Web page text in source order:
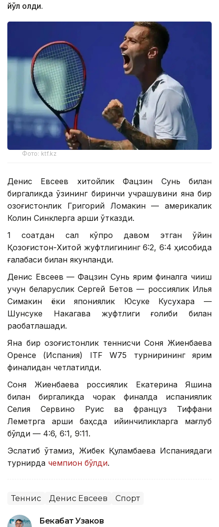
йўл олди.
Фото: ktf.kz
Денис Евсеев хитойлик Фацзин Сунь билан
биргаликда ўзининг биринчи учрашувини яна бир
қозоғистонлик Григорий Ломакин — америкалик
Колин Синклерга қарши ўтказди.
1 соатдан сал кўпроқ давом этган ўйин
Қозоғистон-Хитой жуфтлигининг 6:2, 6:4 ҳисобида
ғалабаси билан якунланди.
Денис Евсеев — Фацзин Сунь ярим финалга чиқиш
учун беларуслик Сергей Бетов — россиялик Илья
Симакин ёки япониялик Юсуке Кусухара —
Шунсуке Накагава жуфтлиги ғолиби билан
рақобатлашади.
Яна бир қозоғистонлик теннисчи Соня Жиенбаева
Оренсе (Испания) ITF W75 турнирининг ярим
финалидан четлатилди.
Соня Жиенбаева россиялик Екатерина Яшина
билан биргаликда чорак финалда испаниялик
Селия Сервино Руис ва француз Тиффани
Леметрга қарши баҳсда қийинчиликларга мағлуб
бўлди — 4:6, 6:1, 9:11.
Эслатиб ўтамиз, Жибек Қуламбаева Испаниядаги
турнирда чемпион бўлди.
Теннис Денис Евсеев Спорт
Бекабат Узаков